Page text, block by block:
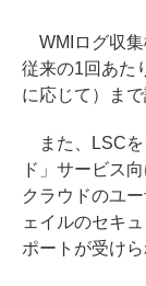
WMIログ収集
従来の1回あた
に応じて）ま
また、LSCを
ド」サービス
クラウドのユ
ェイルのセキ
ポートが受けら